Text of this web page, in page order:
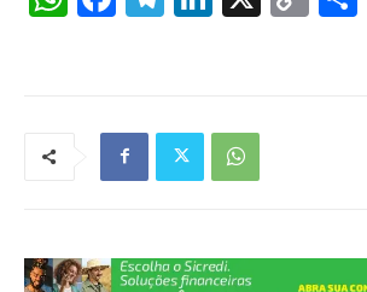
b
o
k
a
m
dI
n